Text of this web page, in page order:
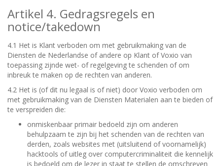
Artikel 4. Gedragsregels en
notice/takedown
4.1 Het is Klant verboden om met gebruikmaking van de
Diensten de Nederlandse of andere op Klant of Voxio van
toepassing zijnde wet- of regelgeving te schenden of om
inbreuk te maken op de rechten van anderen.
4.2 Het is (of dit nu legaal is of niet) door Voxio verboden om
met gebruikmaking van de Diensten Materialen aan te bieden of
te verspreiden die:
onmiskenbaar primair bedoeld zijn om anderen
behulpzaam te zijn bij het schenden van de rechten van
derden, zoals websites met (uitsluitend of voornamelijk)
hacktools of uitleg over computercriminaliteit die kennelijk
is bedoeld om de lezer in staat te stellen de omschreven